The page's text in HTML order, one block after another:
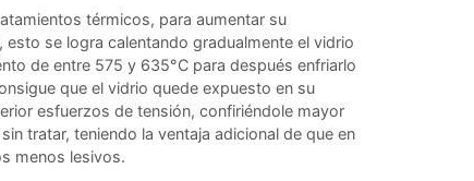
térmicos, para aumentar su
se logra calentando gradualmente el vidrio
de entre 575 y 635°C para después enfriarlo
que el vidrio quede expuesto en su
esfuerzos de tensión, confiriéndole mayor
tratar, teniendo la ventaja adicional de que en
menos lesivos.